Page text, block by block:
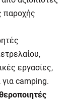
παροχής
εργασίες,
camping.